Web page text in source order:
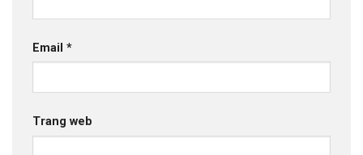
Email *
Trang web